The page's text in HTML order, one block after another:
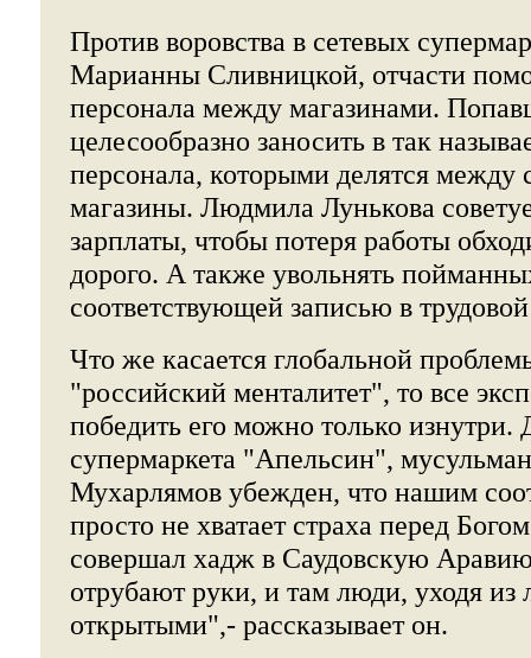
Против воровства в сетевых
Марианны Сливницкой, отчасти
персонала между магазинами.
целесообразно заносить в так
персонала, которыми делятся между
магазины. Людмила Лунькова
зарплаты, чтобы потеря работы
дорого. А также увольнять
соответствующей записью в
Что же касается глобальной
"российский менталитет", то все
победить его можно только изнутри.
супермаркета "Апельсин",
Мухарлямов убежден, что нашим
просто не хватает страха перед
совершал хадж в Саудовскую
отрубают руки, и там люди, уходя из
открытыми",- рассказывает он.